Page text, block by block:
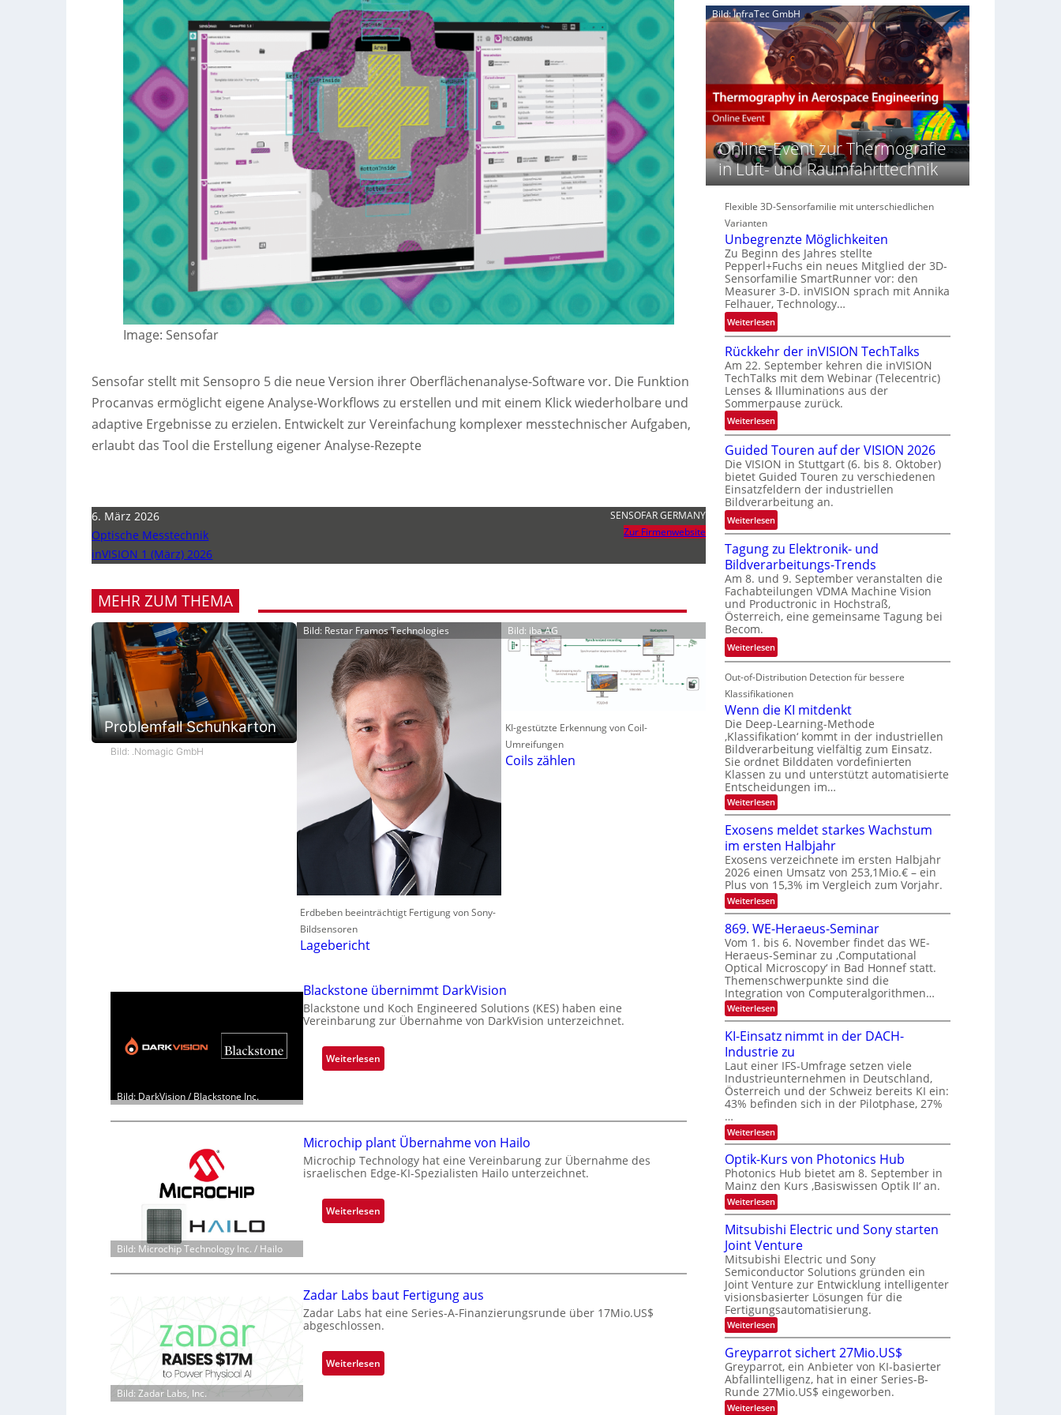
Image: Sensofar
Sensofar stellt mit Sensopro 5 die neue Version ihrer Oberflächenanalyse-Software vor. Die Funktion
Procanvas ermöglicht eigene Analyse-Workflows zu erstellen und mit einem Klick wiederholbare und
adaptive Ergebnisse zu erzielen. Entwickelt zur Vereinfachung komplexer messtechnischer Aufgaben,
erlaubt das Tool die Erstellung eigener Analyse-Rezepte
6. März 2026
Optische Messtechnik
inVISION 1 (März) 2026
SENSOFAR GERMANY
Zur Firmenwebsite
MEHR ZUM THEMA
Problemfall Schuhkarton
Bild: .Nomagic GmbH
Bild: Restar Framos Technologies
Erdbeben beeinträchtigt Fertigung von Sony-
Bildsensoren
Lagebericht
Bild: iba AG
KI-gestützte Erkennung von Coil-
Umreifungen
Coils zählen
Bild: DarkVision / Blackstone Inc.
Blackstone übernimmt DarkVision
Blackstone und Koch Engineered Solutions (KES) haben eine
Vereinbarung zur Übernahme von DarkVision unterzeichnet.
Weiterlesen:
B
c
k
s
t
n
e
e
r
n
i
m
t
Bild: Microchip Technology Inc. / Hailo
Microchip plant Übernahme von Hailo
Microchip Technology hat eine Vereinbarung zur Übernahme des
israelischen Edge-KI-Spezialisten Hailo unterzeichnet.
Weiterlesen:
M
r
o
c
h
p
p
Bild: Zadar Labs, Inc.
Zadar Labs baut Fertigung aus
Zadar Labs hat eine Series-A-Finanzierungsrunde über 17Mio.US$
abgeschlossen.
Weiterlesen:
Z
n
S
e
e
a
c
t
S
e
r
e
s
-
B
-
R
u
n
d
e
n
z
i
E
M
E
A
R
e
g
o
n
e
‚
H
y
p
e
r
s
p
e
c
t
r
N
e
w
s
Bild: InfraTec GmbH
Online-Event zur Thermografie
in Luft- und Raumfahrttechnik
Flexible 3D-Sensorfamilie mit unterschiedlichen
Varianten
Unbegrenzte Möglichkeiten
Zu Beginn des Jahres stellte
Pepperl+Fuchs ein neues Mitglied der 3D-
Sensorfamilie SmartRunner vor: den
Measurer 3-D. inVISION sprach mit Annika
Felhauer, Technology…
Weiterlesen:
U
n
b
e
g
r
e
z
t
e
M
g
l
i
c
h
k
e
i
t
e
n
Rückkehr der inVISION TechTalks
Am 22. September kehren die inVISION
TechTalks mit dem Webinar (Telecentric)
Lenses & Illuminations aus der
Sommerpause zurück.
Weiterlesen:
R
ü
c
k
k
e
h
d
e
r
i
n
I
S
I
O
N
T
e
c
h
T
a
l
k
Guided Touren auf der VISION 2026
Die VISION in Stuttgart (6. bis 8. Oktober)
bietet Guided Touren zu verschiedenen
Einsatzfeldern der industriellen
Bildverarbeitung an.
Weiterlesen:
G
u
i
d
e
d
T
o
u
e
n
a
u
f
d
e
r
V
I
S
I
O
N
2
0
2
6
Tagung zu Elektronik- und
Bildverarbeitungs-Trends
Am 8. und 9. September veranstalten die
Fachabteilungen VDMA Machine Vision
und Productronic in Hochstraß,
Österreich, eine gemeinsame Tagung bei
Becom.
Weiterlesen:
T
a
g
u
n
g
z
u
E
l
e
k
t
r
o
n
i
k
-
u
n
d
B
i
l
d
v
e
r
a
r
b
e
i
t
u
n
g
s
-
T
r
e
n
d
s
Out-of-Distribution Detection für bessere
Klassifikationen
Wenn die KI mitdenkt
Die Deep-Learning-Methode
‚Klassifikation‘ kommt in der industriellen
Bildverarbeitung vielfältig zum Einsatz.
Sie ordnet Bilddaten vordefinierten
Klassen zu und unterstützt automatisierte
Entscheidungen im…
Weiterlesen:
W
n
n
d
i
e
K
I
m
i
t
d
e
n
k
t
Exosens meldet starkes Wachstum
im ersten Halbjahr
Exosens verzeichnete im ersten Halbjahr
2026 einen Umsatz von 253,1Mio.€ – ein
Plus von 15,3% im Vergleich zum Vorjahr.
Weiterlesen:
E
x
o
s
e
n
s
m
e
l
d
e
t
s
t
a
r
k
e
W
a
h
s
t
u
m
m
e
r
s
t
e
n
H
a
l
b
j
a
h
r
869. WE-Heraeus-Seminar
Vom 1. bis 6. November findet das WE-
Heraeus-Seminar zu ‚Computational
Optical Microscopy‘ in Bad Honnef statt.
Themenschwerpunkte sind die
Integration von Computeralgorithmen…
Weiterlesen:
8
9
.
W
E
-
H
e
a
e
s
-
S
e
m
i
n
a
r
KI-Einsatz nimmt in der DACH-
Industrie zu
Laut einer IFS-Umfrage setzen viele
Industrieunternehmen in Deutschland,
Österreich und der Schweiz bereits KI ein:
43% befinden sich in der Pilotphase, 27%
…
Weiterlesen:
K
-
E
i
n
s
a
t
z
n
i
m
m
t
i
n
d
e
r
D
A
C
H
-
Optik-Kurs von Photonics Hub
Photonics Hub bietet am 8. September in
Mainz den Kurs ‚Basiswissen Optik II‘ an.
Weiterlesen:
O
p
t
i
k
-
K
u
r
s
v
o
P
h
o
t
o
n
Mitsubishi Electric und Sony starten
Joint Venture
Mitsubishi Electric und Sony
Semiconductor Solutions gründen ein
Joint Venture zur Entwicklung intelligenter
visionsbasierter Lösungen für die
Fertigungsautomatisierung.
Weiterlesen:
M
t
s
u
b
i
s
Greyparrot sichert 27Mio.US$
Greyparrot, ein Anbieter von KI-basierter
Abfallintelligenz, hat in einer Series-B-
Runde 27Mio.US$ eingeworben.
Weiterlesen: